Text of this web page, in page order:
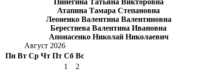
Пинегина Татьяна Викторовна
Атапина Тамара Степановна
Леоненко Валентина Валентиновна
Берестнева Валентина Ивановна
Апонасенко Николай Николаевич
Август 2026
Пн Вт Ср Чт Пт Сб Вс
1
2